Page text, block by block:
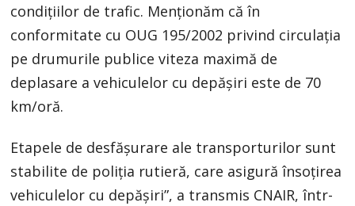
condițiilor de trafic. Menționăm că în
conformitate cu OUG 195/2002 privind circulația
pe drumurile publice viteza maximă de
deplasare a vehiculelor cu depășiri este de 70
km/oră.
Etapele de desfășurare ale transporturilor sunt
stabilite de poliția rutieră, care asigură însoțirea
vehiculelor cu depășiri”, a transmis CNAIR, într-